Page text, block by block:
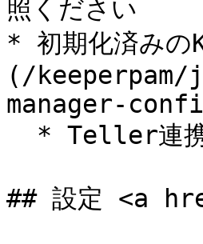
照ください
* 初期化済みの
(/
manager-
## 設定 <a